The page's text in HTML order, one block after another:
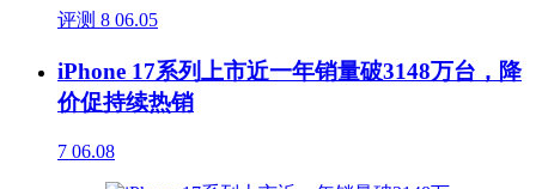
评测 8 06.05
iPhone 17系列上市近一年销量破3148万台，降
价促持续热销
7 06.08